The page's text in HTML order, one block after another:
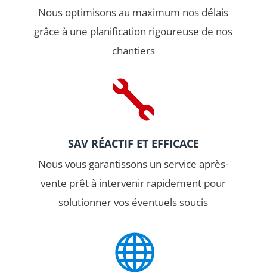
Nous optimisons au maximum nos délais
grâce à une planification rigoureuse de nos
chantiers

SAV RÉACTIF ET EFFICACE
Nous vous garantissons un service après-
vente prêt à intervenir rapidement pour
solutionner vos éventuels soucis
